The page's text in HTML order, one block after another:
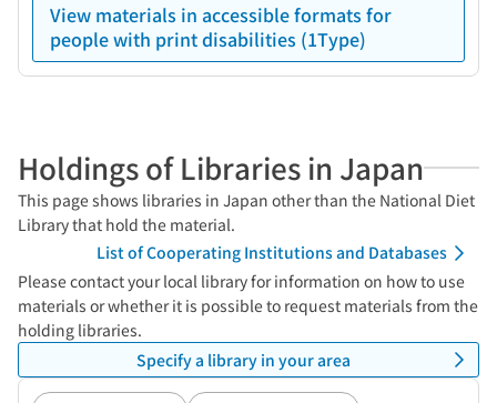
View materials in accessible formats for
people with print disabilities (1Type)
Holdings of Libraries in Japan
This page shows libraries in Japan other than the National Diet
Library that hold the material.
List of Cooperating Institutions and Databases
Please contact your local library for information on how to use
materials or whether it is possible to request materials from the
holding libraries.
Specify a library in your area